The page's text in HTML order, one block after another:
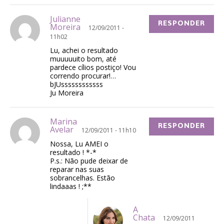
Julianne
Moreira
12/09/2011 -
11h02
Lu, achei o resultado
muuuuuito bom, até
pardece cílios postiço! Vou
correndo procurar!…
bJUssssssssssss
Ju Moreira
RESPONDER
Marina
Avelar 12/09/2011 - 11h10
Nossa, Lu AMEI o
resultado ! *-*
P.s.: Não pude deixar de
reparar nas suas
sobrancelhas. Estão
lindaaas ! ;**
RESPONDER
A
Chata
12/09/2011